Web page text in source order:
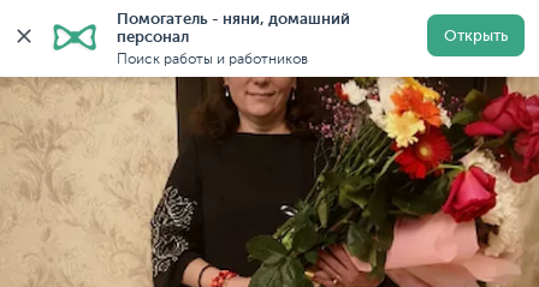
Помогатель - няни, домашний
персонал
Поиск работы и работников
Открыть
Главная Домработницы Домработницы в Москве